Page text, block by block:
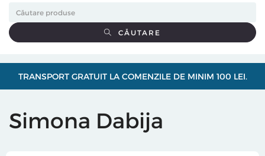
CĂUTARE
TRANSPORT GRATUIT LA COMENZILE DE MINIM 100 LEI.
Simona Dabija